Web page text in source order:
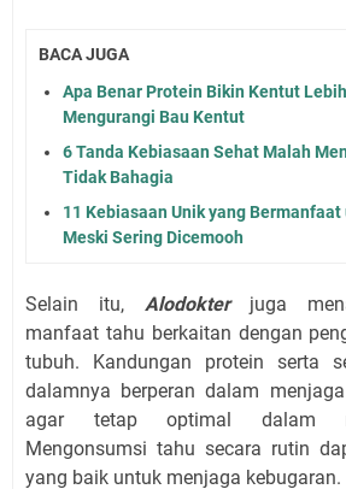
BACA JUGA
Apa Benar Protein Bikin Kentut
Mengurangi Bau Kentut
6 Tanda Kebiasaan Sehat Malah
Tidak Bahagia
11 Kebiasaan Unik yang
Meski Sering Dicemooh
Selain itu, Alodokterjuga
manfaat tahu berkaitan dengan
tubuh. Kandungan protein serta
dalamnya berperan dalam
agar tetap optimal dalam
Mengonsumsi tahu secara rutin
yang baik untuk menjaga kebugaran.